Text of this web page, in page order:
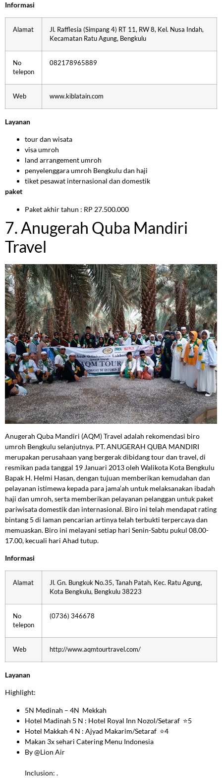
Informasi
Alamat
Jl. Rafflesia (Simpang 4) RT 11, RW 8, Kel. Nusa Indah,
Kecamatan Ratu Agung, Bengkulu
No
telepon
082178965889
Web www.kiblatain.com
Layanan
tour dan wisata
visa umroh
land arrangement umroh
penyelenggara umroh Bengkulu dan haji
tiket pesawat internasional dan domestik
paket
Paket akhir tahun : RP 27.500.000
7. Anugerah Quba Mandiri
Travel
Anugerah Quba Mandiri (AQM) Travel adalah rekomendasi biro
umroh Bengkulu selanjutnya. PT. ANUGERAH QUBA MANDIRI
merupakan perusahaan yang bergerak dibidang tour dan travel, di
resmikan pada tanggal 19 Januari 2013 oleh Walikota Kota Bengkulu
Bapak H. Helmi Hasan, dengan tujuan memberikan kemudahan dan
pelayanan istimewa kepada para jama’ah untuk melaksanakan ibadah
haji dan umroh, serta memberikan pelayanan pelanggan untuk paket
pariwisata domestik dan internasional. Biro ini telah mendapat rating
bintang 5 di laman pencarian artinya telah terbukti terpercaya dan
memuaskan. Biro ini melayani setiap hari Senin-Sabtu pukul 08.00-
17.00, kecuali hari Ahad tutup.
Informasi
Alamat
Jl. Gn. Bungkuk No.35, Tanah Patah, Kec. Ratu Agung,
Kota Bengkulu, Bengkulu 38223
No
telepon
(0736) 346678
Web http://www.aqmtourtravel.com/
Layanan
Highlight:
5N Medinah – 4N Mekkah
Hotel Madinah 5 N : Hotel Royal Inn Nozol/Setaraf ⭐5
Hotel Makkah 4 N : Ajyad Makarim/Setaraf ⭐4
Makan 3x sehari Catering Menu Indonesia
By @Lion Air
Inclusion: .